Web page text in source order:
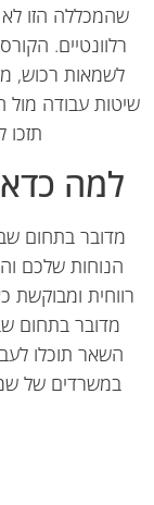
הזו לא
לשמאות רכוש, מבוא
עבודה מול
תזכו
למה כדאי
בתחום שבו
הנוחות שלכם
ומבוקשת
מדובר בתחום שבו
השאר תוכלו
במשרדים של